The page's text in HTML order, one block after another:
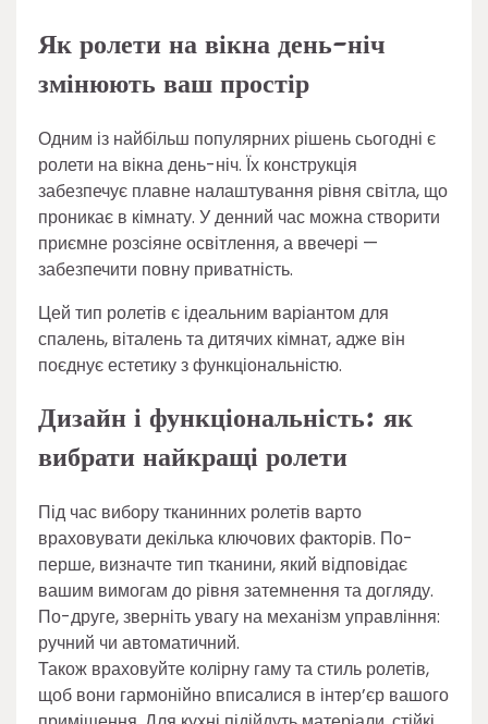
Як ролети на вікна день-ніч
змінюють ваш простір
Одним із найбільш популярних рішень сьогодні є
ролети на вікна день-ніч. Їх конструкція
забезпечує плавне налаштування рівня світла, що
проникає в кімнату. У денний час можна створити
приємне розсіяне освітлення, а ввечері —
забезпечити повну приватність.
Цей тип ролетів є ідеальним варіантом для
спалень, віталень та дитячих кімнат, адже він
поєднує естетику з функціональністю.
Дизайн і функціональність: як
вибрати найкращі ролети
Під час вибору тканинних ролетів варто
враховувати декілька ключових факторів. По-
перше, визначте тип тканини, який відповідає
вашим вимогам до рівня затемнення та догляду.
По-друге, зверніть увагу на механізм управління:
ручний чи автоматичний.
Також враховуйте колірну гаму та стиль ролетів,
щоб вони гармонійно вписалися в інтер’єр вашого